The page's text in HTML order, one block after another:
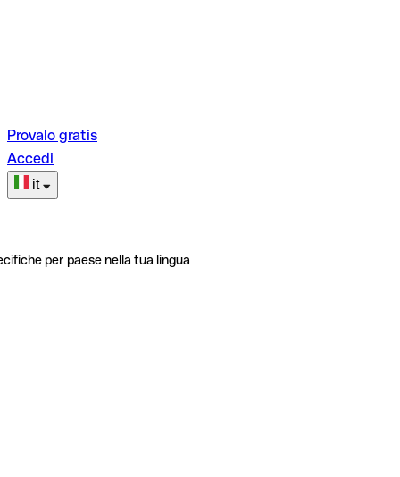
Provalo gratis
Accedi
it
per paese nella tua lingua